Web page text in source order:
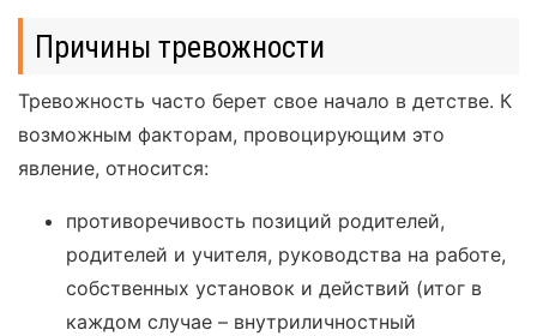
Причины тревожности
Тревожность часто берет свое начало в детстве. К
возможным факторам, провоцирующим это
явление, относится:
противоречивость позиций родителей,
родителей и учителя, руководства на работе,
собственных установок и действий (итог в
каждом случае – внутриличностный